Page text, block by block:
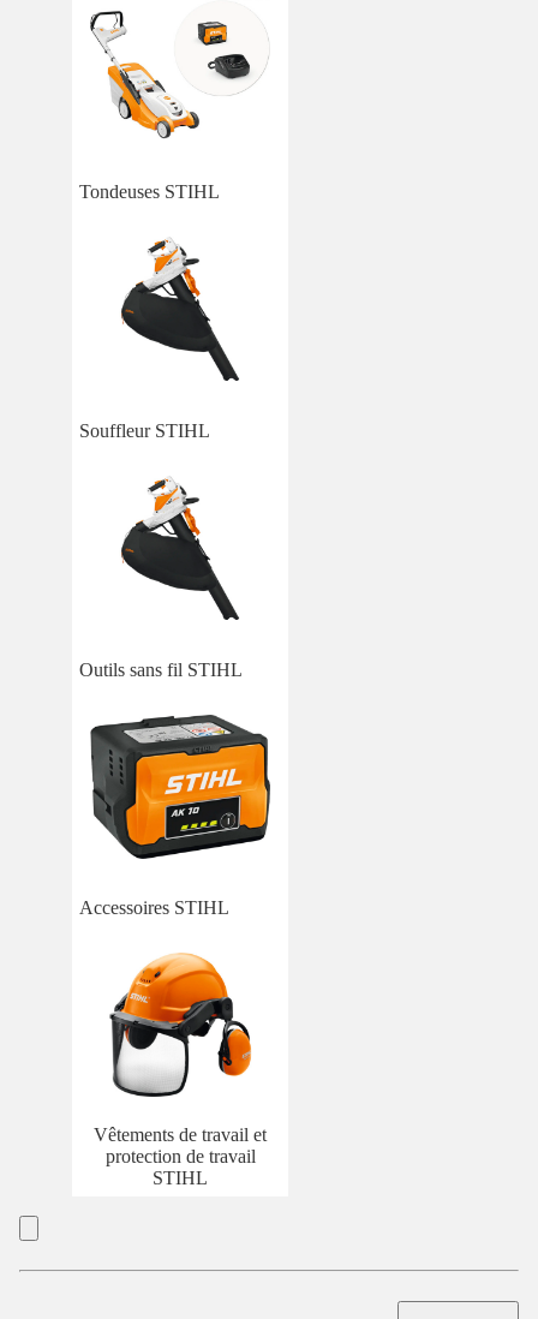
Tondeuses STIHL
Souffleur STIHL
Outils sans fil STIHL
Accessoires STIHL
Vêtements de travail et
protection de travail
STIHL